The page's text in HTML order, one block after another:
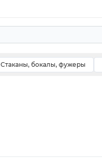
Стаканы, бокалы, фужеры